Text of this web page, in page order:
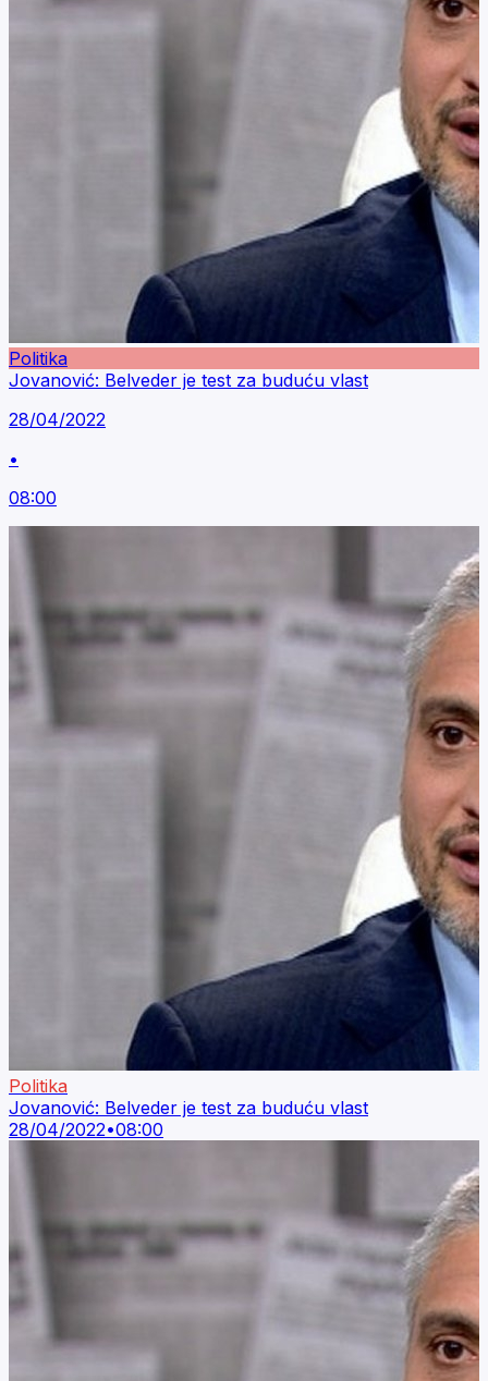
Politika
Jovanović: Belveder je test za buduću vlast
28/04/2022
•
08:00
Politika
Jovanović: Belveder je test za buduću vlast
28/04/2022•08:00